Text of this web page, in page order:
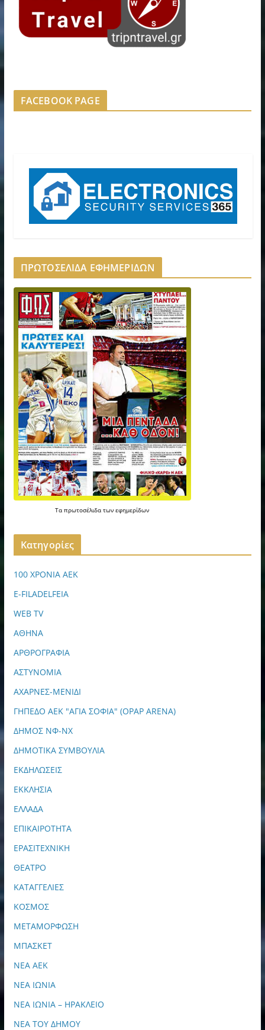
FACEBOOK PAGE
ΠΡΩΤΟΣΕΛΙΔΑ ΕΦΗΜΕΡΙΔΩΝ
Ταπρωτοσέλιδατωνεφημερίδων
Kατηγορίες
100 ΧΡΟΝΙΑ ΑΕΚ
E-FILADELFEIA
WEB TV
ΑΘΗΝΑ
ΑΡΘΡΟΓΡΑΦΙΑ
ΑΣΤΥΝΟΜΙΑ
ΑΧΑΡΝΕΣ-ΜΕΝΙΔΙ
ΓΗΠΕΔΟ ΑΕΚ "ΑΓΙΑ ΣΟΦΙΑ" (OPAP ARENA)
ΔΗΜΟΣ ΝΦ-ΝΧ
ΔΗΜΟΤΙΚΑ ΣΥΜΒΟΥΛΙΑ
ΕΚΔΗΛΩΣΕΙΣ
ΕΚΚΛΗΣΙΑ
ΕΛΛΑΔΑ
ΕΠΙΚΑΙΡΟΤΗΤΑ
ΕΡΑΣΙΤΕΧΝΙΚΗ
ΘΕΑΤΡΟ
ΚΑΤΑΓΓΕΛΙΕΣ
ΚΟΣΜΟΣ
ΜΕΤΑΜΟΡΦΩΣΗ
ΜΠΑΣΚΕΤ
ΝΕΑ ΑΕΚ
ΝΕΑ ΙΩΝΙΑ
ΝΕΑ ΙΩΝΙΑ – ΗΡΑΚΛΕΙΟ
ΝΕΑ ΤΟΥ ΔΗΜΟΥ